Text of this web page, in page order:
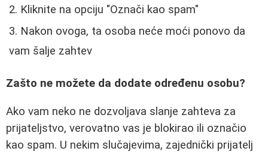
Kliknite na opciju "Označi kao spam"
Nakon ovoga, ta osoba neće moći ponovo da
vam šalje zahtev
Zašto ne možete da dodate određenu osobu?
Ako vam neko ne dozvoljava slanje zahteva za
prijateljstvo, verovatno vas je blokirao ili označio
kao spam. U nekim slučajevima, zajednički prijatelj